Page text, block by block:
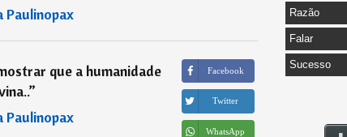
Paulinopax
que a humanidade
”
Paulinopax
Facebook
Twitter
WhatsApp
Razão
Falar
Sucesso